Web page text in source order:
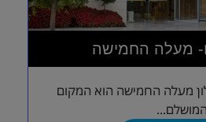
מעלה החמישה
מעלה החמישה הוא המקום
המושלם...